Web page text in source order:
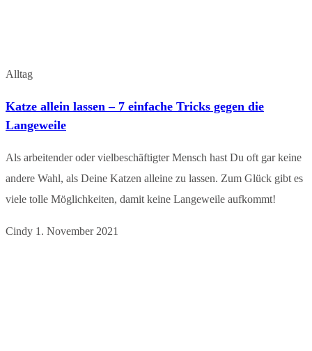
Alltag
Katze allein lassen – 7 einfache Tricks gegen die
Langeweile
Als arbeitender oder vielbeschäftigter Mensch hast Du oft gar keine
andere Wahl, als Deine Katzen alleine zu lassen. Zum Glück gibt es
viele tolle Möglichkeiten, damit keine Langeweile aufkommt!
Cindy 1. November 2021